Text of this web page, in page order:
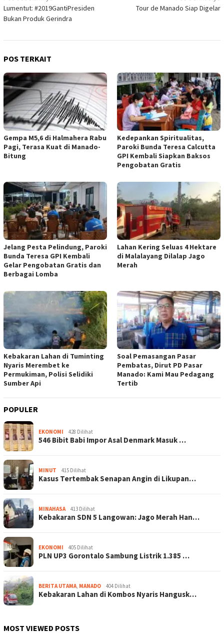
pos
Lumentut: #2019GantiPresiden
Bukan Produk Gerindra
Tour de Manado Siap Digelar
POS TERKAIT
Gempa M5,6 di Halmahera Rabu
Pagi, Terasa Kuat di Manado-
Bitung
Kedepankan Spiritualitas,
Paroki Bunda Teresa Calcutta
GPI Kembali Siapkan Baksos
Pengobatan Gratis
Jelang Pesta Pelindung, Paroki
Bunda Teresa GPI Kembali
Gelar Pengobatan Gratis dan
Berbagai Lomba
Lahan Kering Seluas 4 Hektare
di Malalayang Dilalap Jago
Merah
Kebakaran Lahan di Tuminting
Nyaris Merembet ke
Permukiman, Polisi Selidiki
Sumber Api
Soal Pemasangan Pasar
Pembatas, Dirut PD Pasar
Manado: Kami Mau Pedagang
Tertib
POPULER
EKONOMI 428 Dilihat
546 Bibit Babi Impor Asal Denmark Masuk …
MINUT 415 Dilihat
Kasus Tertembak Senapan Angin di Likupan…
MINAHASA 413 Dilihat
Kebakaran SDN 5 Langowan: Jago Merah Han…
EKONOMI 405 Dilihat
PLN UP3 Gorontalo Sambung Listrik 1.385 …
BERITA UTAMA, MANADO 404 Dilihat
Kebakaran Lahan di Kombos Nyaris Hangusk…
MOST VIEWED POSTS